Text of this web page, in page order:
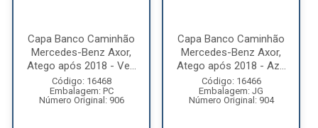
Capa Banco Caminhão
Mercedes-Benz Axor,
Atego após 2018 - Ve...
Código: 16468
Embalagem: PC
Número Original: 906
Capa Banco Caminhão
Mercedes-Benz Axor,
Atego após 2018 - Az...
Código: 16466
Embalagem: JG
Número Original: 904